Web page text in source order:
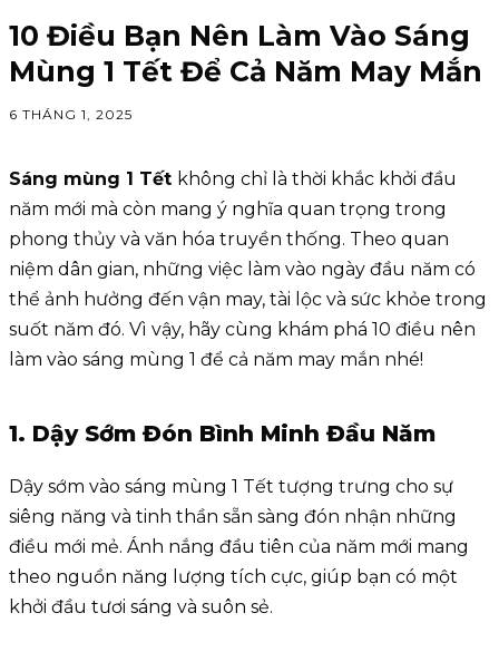
10 Điều Bạn Nên Làm Vào Sáng
Mùng 1 Tết Để Cả Năm May Mắn
6 THÁNG 1, 2025
Sáng mùng 1 Tết không chỉ là thời khắc khởi đầu
năm mới mà còn mang ý nghĩa quan trọng trong
phong thủy và văn hóa truyền thống. Theo quan
niệm dân gian, những việc làm vào ngày đầu năm có
thể ảnh hưởng đến vận may, tài lộc và sức khỏe trong
suốt năm đó. Vì vậy, hãy cùng khám phá 10 điều nên
làm vào sáng mùng 1 để cả năm may mắn nhé!
1. Dậy Sớm Đón Bình Minh Đầu Năm
Dậy sớm vào sáng mùng 1 Tết tượng trưng cho sự
siêng năng và tinh thần sẵn sàng đón nhận những
điều mới mẻ. Ánh nắng đầu tiên của năm mới mang
theo nguồn năng lượng tích cực, giúp bạn có một
khởi đầu tươi sáng và suôn sẻ.